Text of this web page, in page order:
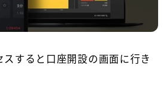
スすると口座開設の画面に行き